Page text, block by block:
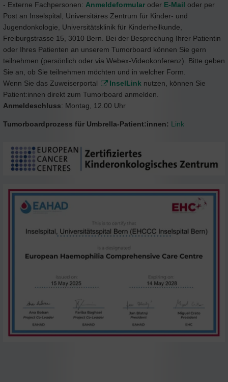
- Externe Fachpersonen: Anmeldeformular oder E-Mail oder per
Post an Inselspital, Universitäres Zentrum für Kinder- und
Jugendonkologie, Universitätsklinik für Kinderheilkunde,
Freiburgstrasse 15, 3010 Bern. Bei der Besprechung Ihrer Patientin
oder Ihres Patienten an unserem Tumorboard können Sie gern
teilnehmen (persönlich oder via Webex-Videokonferenz). Bitte geben
Sie an, ob Sie teilnehmen möchten und in welcher Form.
Wenn Sie das Zuweiserportal
InselLink nutzen, können Sie
Patient:innen direkt zum Tumorboard anmelden.
Anmeldeschluss: Montag, 12.00 Uhr
Tumorboardprozess für Umbrella-Patient:innen: Link